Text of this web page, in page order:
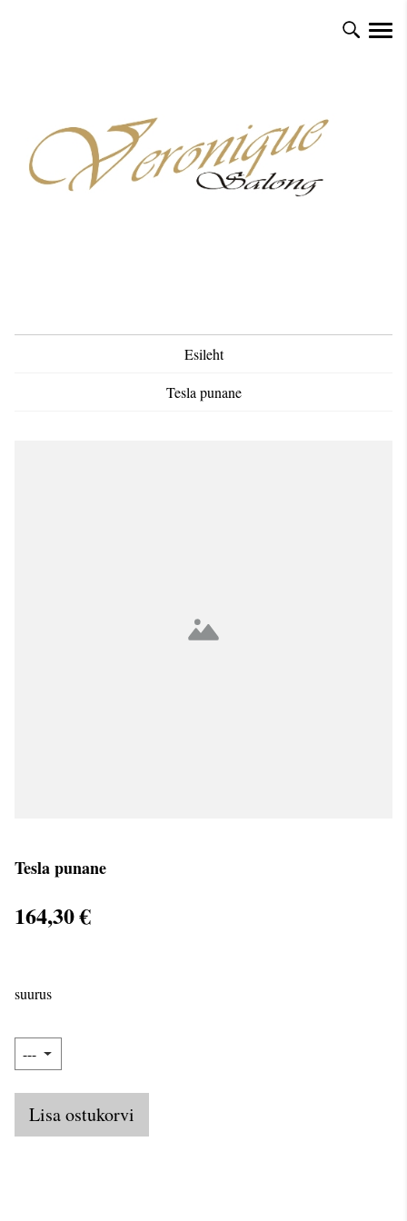
Esileht
Tesla punane
Tesla punane
164,30 €
suurus
Lisa ostukorvi